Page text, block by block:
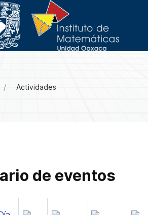
Actividades
de eventos